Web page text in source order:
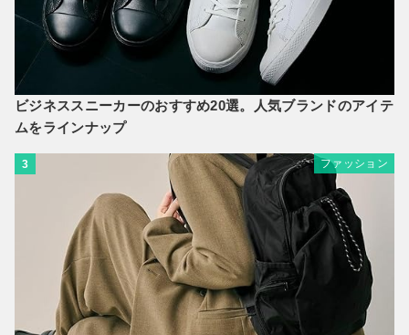
ビジネススニーカーのおすすめ20選。人気ブランドのアイテ
ムをラインナップ
3 ファッション